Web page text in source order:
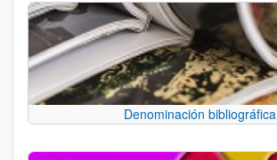
Denominación bibliográfica